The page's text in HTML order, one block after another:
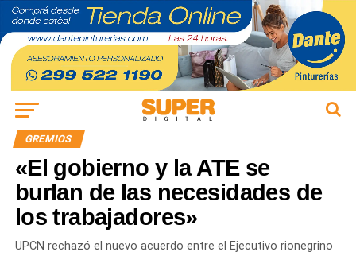
GREMIOS
«El gobierno y la ATE se
burlan de las necesidades de
los trabajadores»
UPCN rechazó el nuevo acuerdo entre el Ejecutivo rionegrino